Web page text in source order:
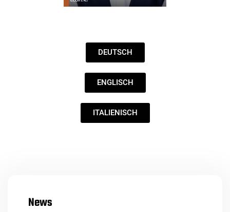
DEUTSCH
ENGLISCH
ITALIENISCH
News